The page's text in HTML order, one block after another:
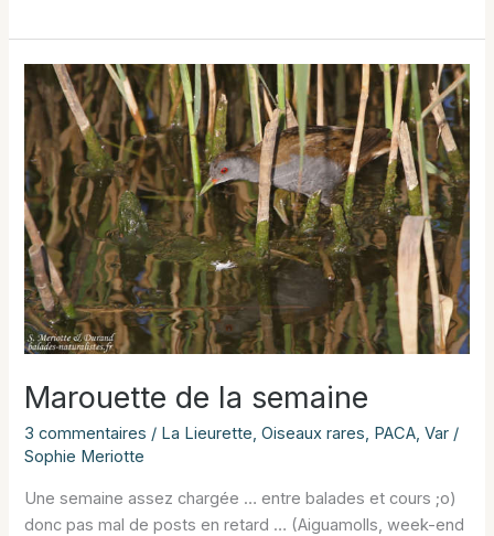
halte
migratoire
à
Hyères
Marouette de la semaine
3 commentaires / La Lieurette,Oiseaux rares, PACA,Var /
Sophie Meriotte
Une semaine assez chargée … entre balades et cours ;o)
donc pas mal de posts en retard … (Aiguamolls, week-end